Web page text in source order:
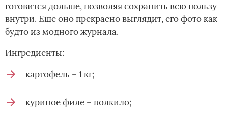
готовится дольше, позволяя сохранить всю пользу
внутри. Еще оно прекрасно выглядит, его фото как
будто из модного журнала.
Ингредиенты:
картофель – 1 кг;
куриное филе – полкило;